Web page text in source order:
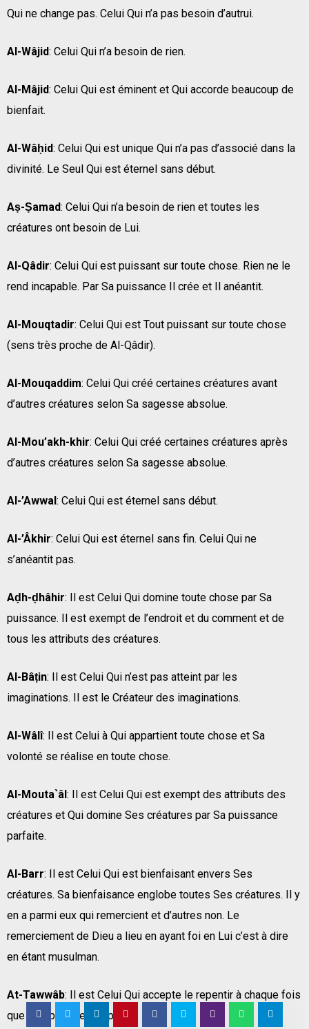
Qui ne change pas. Celui Qui n’a pas besoin d’autrui.
Al-Wâjid: Celui Qui n’a besoin de rien.
Al-Mâjid: Celui Qui est éminent et Qui accorde beaucoup de
bienfait.
Al-Wâḥid: Celui Qui est unique Qui n’a pas d’associé dans la
divinité. Le Seul Qui est éternel sans début.
Aṣ-Ṣamad: Celui Qui n’a besoin de rien et toutes les
créatures ont besoin de Lui.
Al-Qâdir: Celui Qui est puissant sur toute chose. Rien ne le
rend incapable. Par Sa puissance Il crée et Il anéantit.
Al-Mouqtadir: Celui Qui est Tout puissant sur toute chose
(sens très proche de Al-Qâdir).
Al-Mouqaddim: Celui Qui créé certaines créatures avant
d’autres créatures selon Sa sagesse absolue.
Al-Mou’akh-khir: Celui Qui créé certaines créatures après
d’autres créatures selon Sa sagesse absolue.
Al-’Awwal: Celui Qui est éternel sans début.
Al-’Âkhir: Celui Qui est éternel sans fin. Celui Qui ne
s’anéantit pas.
Aḍh-ḍhâhir: Il est Celui Qui domine toute chose par Sa
puissance. Il est exempt de l’endroit et du comment et de
tous les attributs des créatures.
Al-Bâṭin: Il est Celui Qui n’est pas atteint par les
imaginations. Il est le Créateur des imaginations.
Al-Wâlî: Il est Celui à Qui appartient toute chose et Sa
volonté se réalise en toute chose.
Al-Mouta`âl: Il est Celui Qui est exempt des attributs des
créatures et Qui domine Ses créatures par Sa puissance
parfaite.
Al-Barr: Il est Celui Qui est bienfaisant envers Ses
créatures. Sa bienfaisance englobe toutes Ses créatures. Il y
en a parmi eux qui remercient et d’autres non. Le
remerciement de Dieu a lieu en ayant foi en Lui c’est à dire
en étant musulman.
At-Tawwâb: Il est Celui Qui accepte le repentir à chaque fois
que le repentir est répété.